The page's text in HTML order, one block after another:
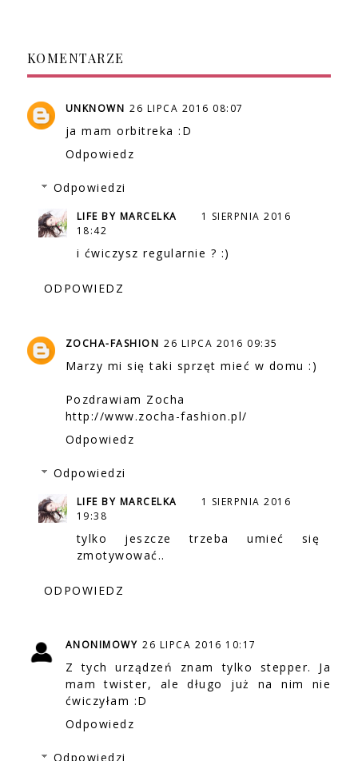
KOMENTARZE
UNKNOWN 26 LIPCA 2016 08:07
ja mam orbitreka :D
Odpowiedz
Odpowiedzi
LIFE BY MARCELKA
1 SIERPNIA 2016
18:42
i ćwiczysz regularnie ? :)
ODPOWIEDZ
ZOCHA-FASHION 26 LIPCA 2016 09:35
Marzy mi się taki sprzęt mieć w domu :)
Pozdrawiam Zocha
http://www.zocha-fashion.pl/
Odpowiedz
Odpowiedzi
LIFE BY MARCELKA
1 SIERPNIA 2016
19:38
tylko jeszcze trzeba umieć się
zmotywować..
ODPOWIEDZ
ANONIMOWY 26 LIPCA 2016 10:17
Z tych urządzeń znam tylko stepper. Ja
mam twister, ale długo już na nim nie
ćwiczyłam :D
Odpowiedz
Odpowiedzi